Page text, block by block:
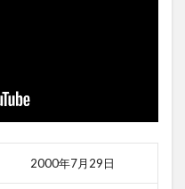
2000年7月29日